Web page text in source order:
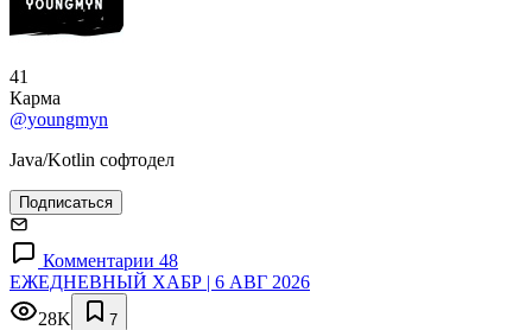
41
Карма
@youngmyn
Java/Kotlin софтодел
Подписаться
Комментарии 48
ЕЖЕДНЕВНЫЙ ХАБР | 6 АВГ 2026
28K
7